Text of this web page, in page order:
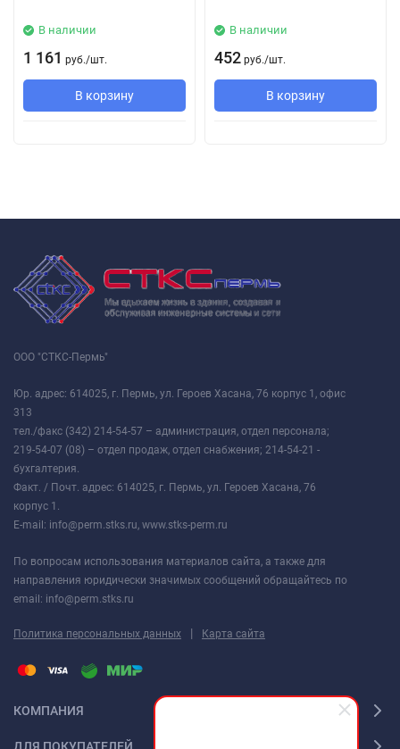
В наличии
1 161 руб./шт.
В корзину
В наличии
452 руб./шт.
В корзину
ООО "СТКС-Пермь"
Юр. адрес: 614025, г. Пермь, ул. Героев Хасана, 76 корпус 1, офис
313
тел./факс (342) 214-54-57 – администрация, отдел персонала;
219-54-07 (08) – отдел продаж, отдел снабжения; 214-54-21 -
бухгалтерия.
Факт. / Почт. адрес: 614025, г. Пермь, ул. Героев Хасана, 76
корпус 1.
E-mail: info@perm.stks.ru, www.stks-perm.ru
По вопросам использования материалов сайта, а также для
направления юридически значимых сообщений обращайтесь по
email: info@perm.stks.ru
Политика персональных данных | Карта сайта
КОМПАНИЯ